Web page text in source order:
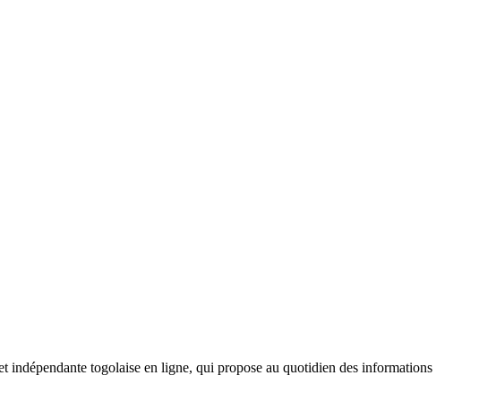
togolaise en ligne, qui propose au quotidien des informations